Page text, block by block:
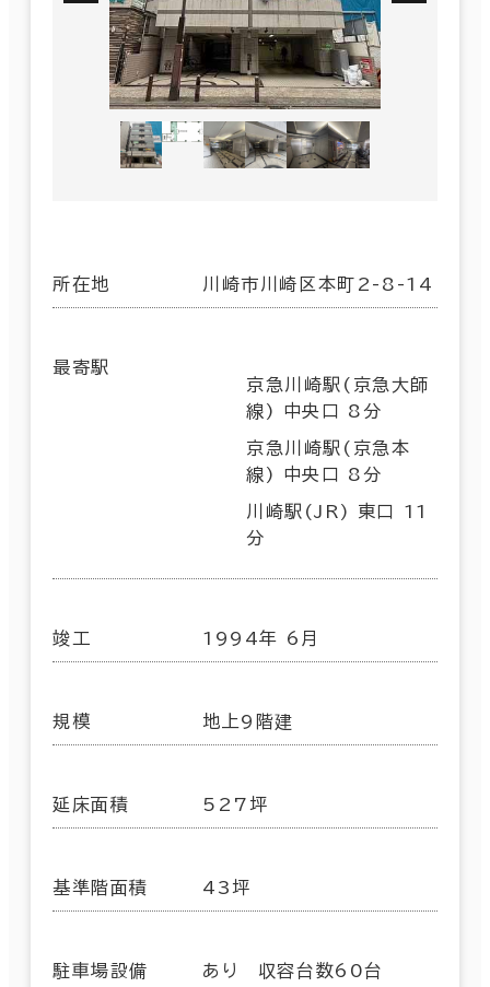
所在地 川崎市川崎区本町2-8-14
最寄駅
京急川崎駅(京急大師
線) 中央口 8分
京急川崎駅(京急本
線) 中央口 8分
川崎駅(JR) 東口 11
分
竣工 1994年 6月
規模 地上9階建
延床面積 527坪
基準階面積 43坪
駐車場設備 あり 収容台数60台